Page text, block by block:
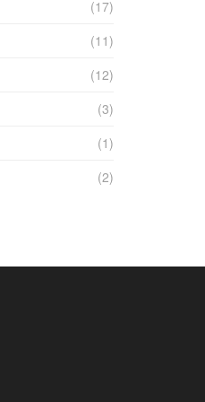
(17)
(11)
(12)
(3)
(1)
(2)